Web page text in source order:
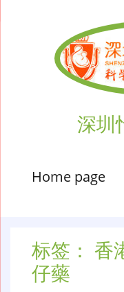
深圳
Home page
标签： 香
仔藥